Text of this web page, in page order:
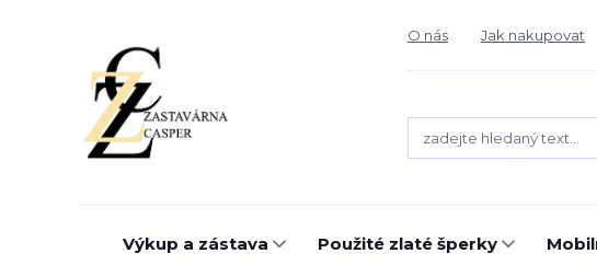
O nás Jak nakupovat
Výkup a zástava Použité zlaté šperky